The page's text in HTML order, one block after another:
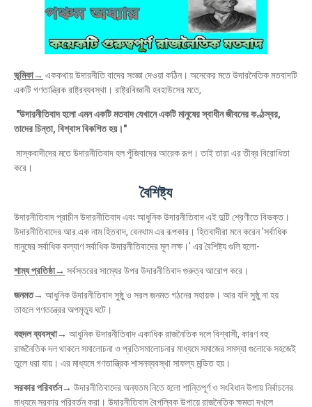
ভূমিকা→ এককথায় উদারনীতি বাদের সংজ্ঞা দেওয়া কঠিন। অনেকের মতে উদারনৈতিক মতবাদটি
একটি গণতান্ত্রিক রাষ্ট্রব্যবস্থা। রাষ্ট্রবিজ্ঞানী হবহাউসের মতে,
"উদারনীতিবাদ হলো এমন একটি মতবাদ যেখানে একটি মানুষের স্বাধীন জীবনের কণ্ঠস্বর,
তাদের চিন্তা, বিশ্বাস বিকশিত হয়।"
মাস্কবাদীদের মতে উদারনীতিবাদ হল পুঁজিবাদের আরেক রূপ। তাই তারা এর তীব্র বিরোধিতা
করে।
বৈশিষ্ট‍্য‍
উদারনীতিবাদ প্রাচীন উদারনীতিবাদ এবং আধুনিক উদারনীতিবাদ এই দুটি শ্রেণীতে বিভক্ত।
উদারনীতিবাদের আর এক নাম হিতবাদ, বেনথাম এর রূপকার। হিতবাদীরা মনে করেন 'সর্বাধিক
মানুষের সর্বাধিক কল্যাণ সর্বাধিক উদারনীতিবাদের মূল লক্ষ।' এর বৈশিষ্ট্য গুলি হলো-
শাম্য প্রতিষ্ঠা→ সর্বস্তরের সাম্যের উপর উদারনীতিবাদ গুরুত্ব আরোপ করে।
জনমত→ আধুনিক উদারনীতিবাদ সুষ্ঠু ও সরল জনমত গঠনের সহায়ক। আর যদি সুষ্ঠু না হয়
তাহলে গণতন্ত্রের অপমৃত্যু ঘটে।
বহুদল ব্যবস্থা→ আধুনিক উদারনীতিবাদ একাধিক রাজনৈতিক দলে বিশ্বাসী, কারণ বহু
রাজনৈতিক দল থাকলে সমালোচনা ও প্রতিসমালোচনার মাধ্যমে সমাজের সমস্যা গুলোকে সহজেই
তুলে ধরা যায়। এর মাধ্যমে গণতান্ত্রিক শাসনব্যবস্থা সাফল্য মন্ডিত হয়।
সরকার পরিবর্তন→ উদারনীতিবাদের অন্যতম নিতে হলো শান্তিপূর্ণ ও সংবিধান উপায় নির্বাচনের
মাধ্যমে সরকার পরিবর্তন করা। উদারনীতিবাদ বৈপল্বিক উপায়ে রাজনৈতিক ক্ষমতা দখলে